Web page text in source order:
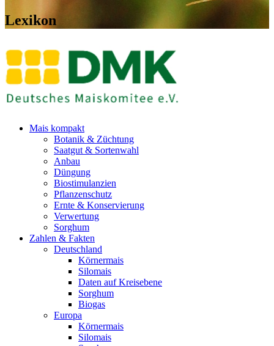
Lexikon
Mais kompakt
Botanik & Züchtung
Saatgut & Sortenwahl
Anbau
Düngung
Biostimulanzien
Pflanzenschutz
Ernte & Konservierung
Verwertung
Sorghum
Zahlen & Fakten
Deutschland
Körnermais
Silomais
Daten auf Kreisebene
Sorghum
Biogas
Europa
Körnermais
Silomais